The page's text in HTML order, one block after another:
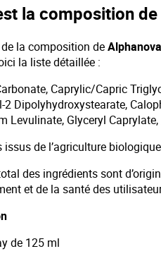
la composition
la composition de
la liste détaillée :
Caprylic/Capric
2 Dipolyhydroxystearate,
Levulinate, Glyceryl
issus de l’agriculture
des ingrédients sont
et de la santé des
de 125 ml